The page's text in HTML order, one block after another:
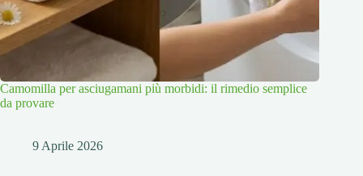
Camomilla per asciugamani più morbidi: il rimedio semplice
da provare
9 Aprile 2026